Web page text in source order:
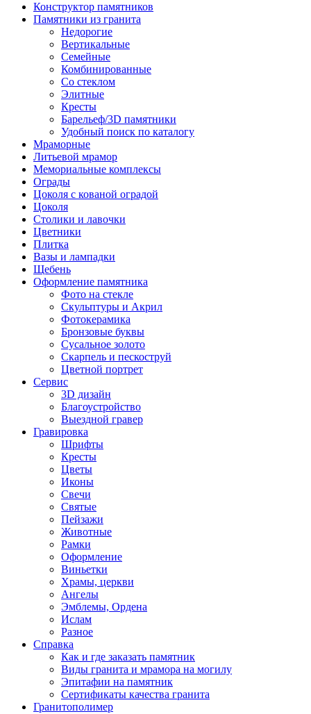
Конструктор памятников
Памятники из гранита
Недорогие
Вертикальные
Семейные
Комбинированные
Со стеклом
Элитные
Кресты
Барельеф/3D памятники
Удобный поиск по каталогу
Мраморные
Литьевой мрамор
Мемориальные комплексы
Ограды
Цоколя с кованой оградой
Цоколя
Столики и лавочки
Цветники
Плитка
Вазы и лампадки
Щебень
Оформление памятника
Фото на стекле
Скульптуры и Акрил
Фотокерамика
Бронзовые буквы
Сусальное золото
Скарпель и пескоструй
Цветной портрет
Сервис
3D дизайн
Благоустройство
Выездной гравер
Гравировка
Шрифты
Кресты
Цветы
Иконы
Свечи
Святые
Пейзажи
Животные
Рамки
Оформление
Виньетки
Храмы, церкви
Ангелы
Эмблемы, Ордена
Ислам
Разное
Справка
Как и где заказать памятник
Виды гранита и мрамора на могилу
Эпитафии на памятник
Сертификаты качества гранита
Гранитополимер